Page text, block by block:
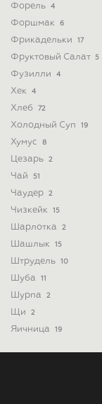
Форель 4
Форшмак 6
Фрикадельки 17
Фруктовый Салат 5
Фузилли 4
Хек 4
Хлеб 72
Холодный Суп 19
Хумус 8
Цезарь 2
Чай 51
Чаудер 2
Чизкейк 15
Шарлотка 2
Шашлык 15
Штрудель 10
Шуба 11
Шурпа 2
Щи 2
Яичница 19